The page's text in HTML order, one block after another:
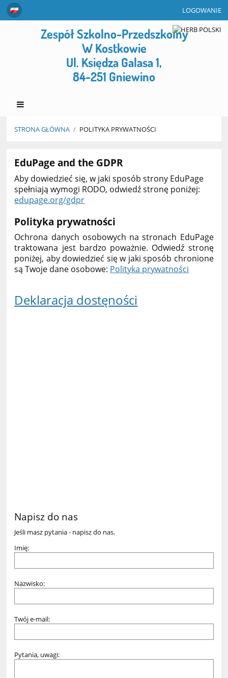
LOGOWANIE
Zespół Szkolno-Przedszkolny
W Kostkowie
Ul. Księdza Galasa 1,
84-251 Gniewino
STRONA GŁÓWNA / POLITYKA PRYWATNOŚCI
prywatności
EduPage and the GDPR
Aby dowiedzieć się, w jaki sposób strony EduPage
spełniają wymogi RODO, odwiedź stronę poniżej:
edupage.org/gdpr
Polityka prywatności
Ochrona danych osobowych na stronach EduPage
traktowana jest bardzo poważnie. Odwiedź stronę
poniżej, aby dowiedzieć się w jaki sposób chronione
są Twoje dane osobowe: Polityka prywatności
Deklaracja dostęności
Napisz do nas
Jeśli masz pytania - napisz do nas.
Imię:
Nazwisko:
Twój e-mail:
Pytania, uwagi: